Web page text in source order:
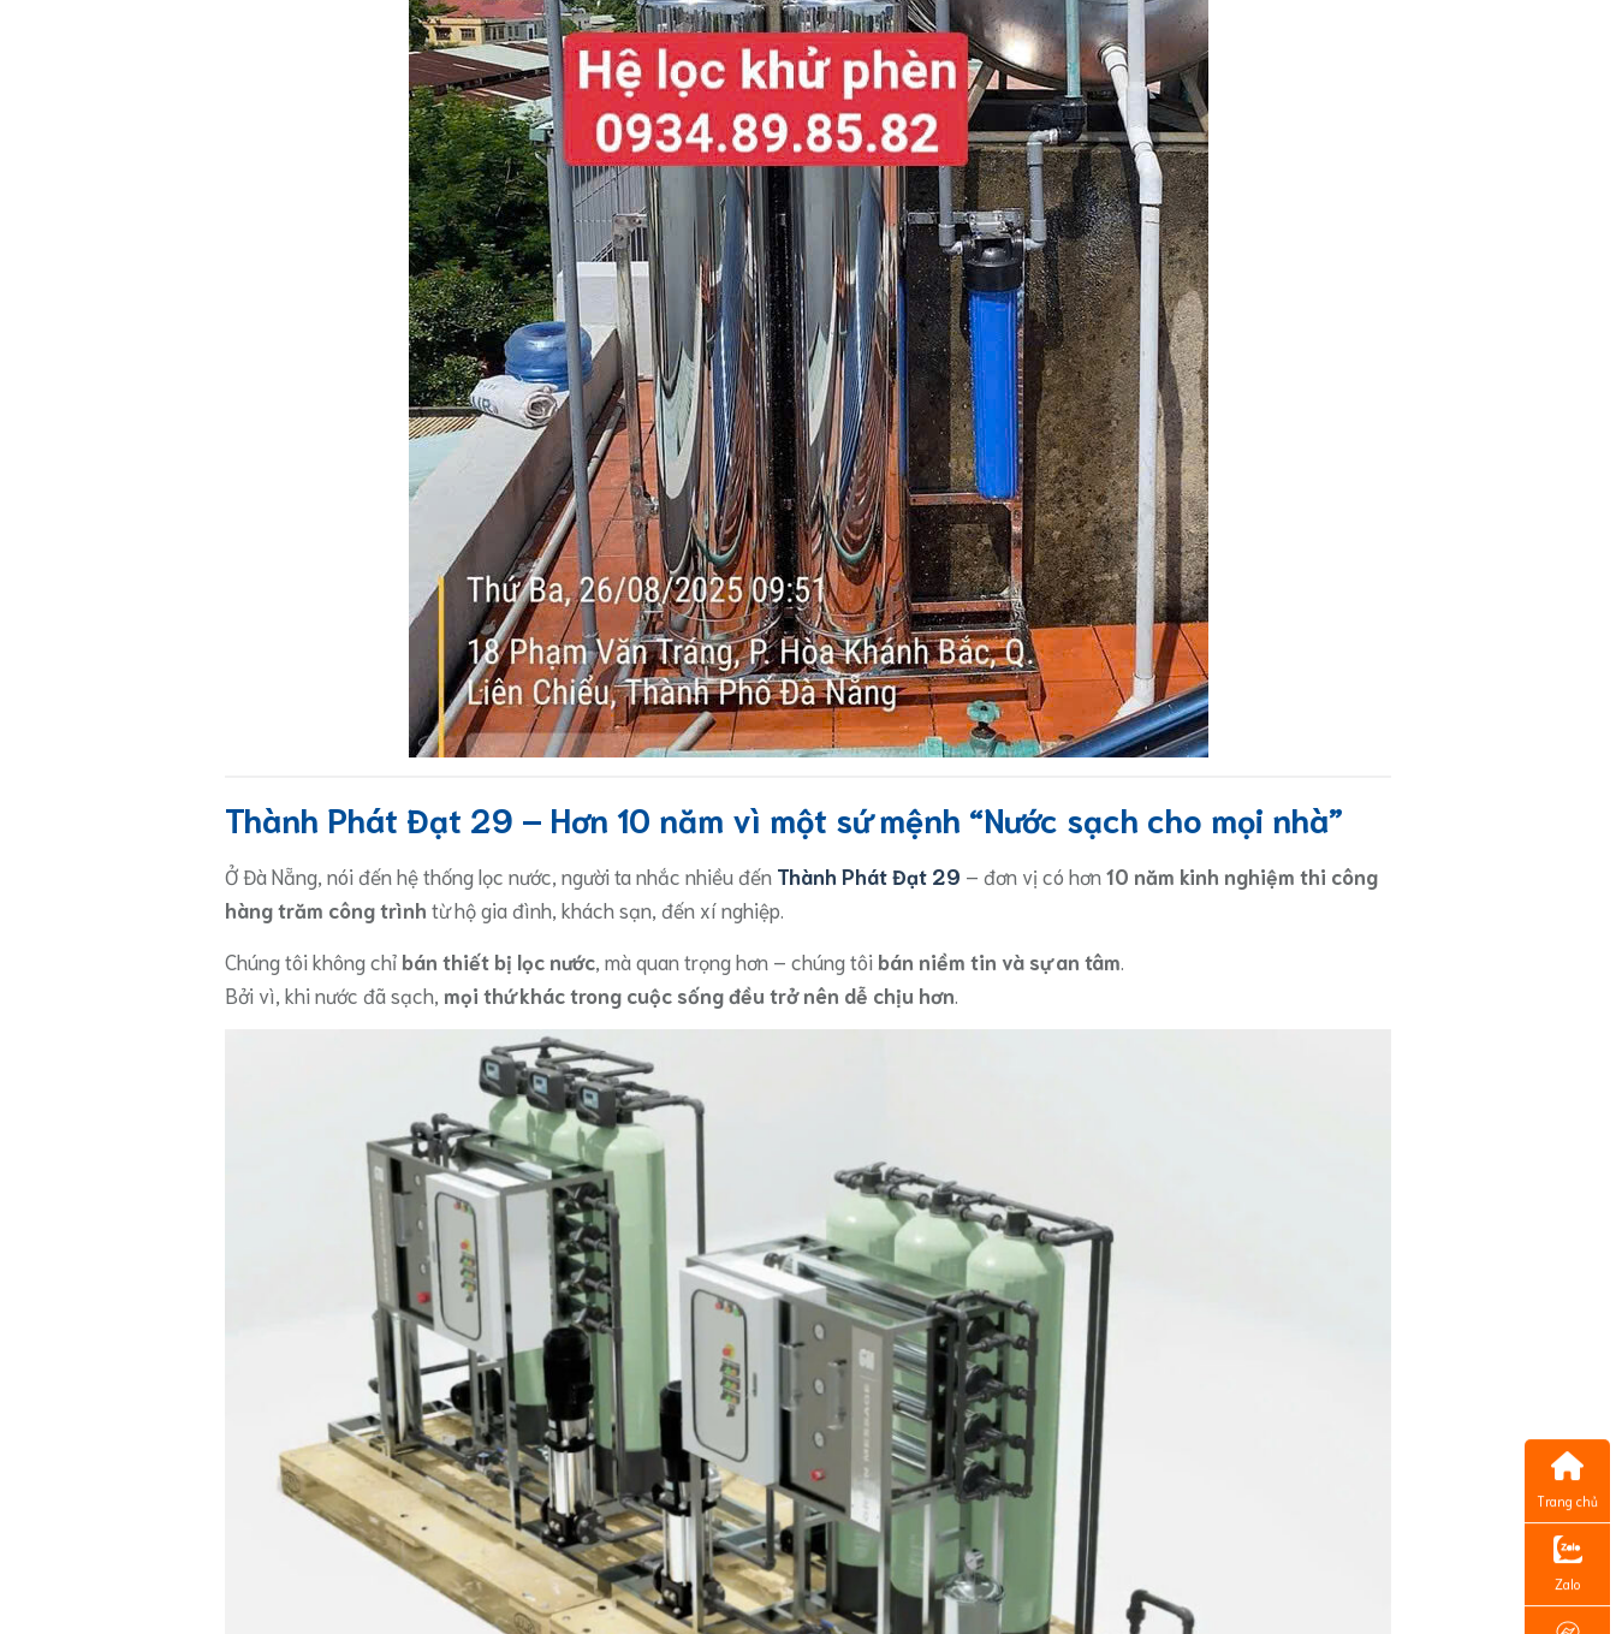
Thành Phát Đạt 29 – Hơn 10 năm vì một sứ mệnh “Nước sạch cho mọi nhà”
Ở Đà Nẵng, nói đến hệ thống lọc nước, người ta nhắc nhiều đến Thành Phát Đạt 29 – đơn vị có hơn 10 năm kinh nghiệm thi công
hàng trăm công trình từ hộ gia đình, khách sạn, đến xí nghiệp.
Chúng tôi không chỉ bán thiết bị lọc nước , mà quan trọng hơn – chúng tôi bán niềm tin và sự an tâm
Bởi vì, khi nước đã sạch, mọi thứ khác trong cuộc sống đều trở nên dễ chịu hơn
Trang chủ
Zalo